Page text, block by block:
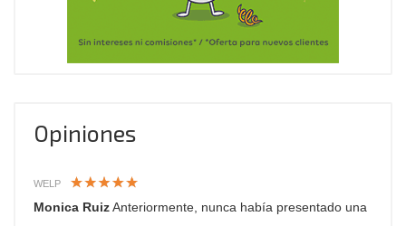
Opiniones
WELP
Monica RuizAnteriormente, nunca había presentado una